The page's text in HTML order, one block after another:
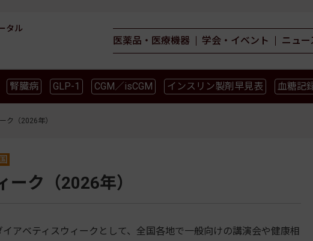
タル
医薬品・医療機器 学会・イベント ニュー
腎臓病 GLP-1 CGM／isCGM インスリン製剤早見表 血糖記
ク（2026年）
ク（2026年）
アベティスウィークとして、全国各地で一般向けの講演会や健康相